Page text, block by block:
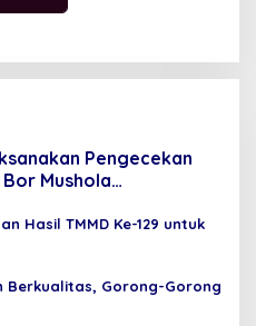
Pengecekan
Mushola
Hasil TMMD Ke-129 untuk
Berkualitas, Gorong-Gorong